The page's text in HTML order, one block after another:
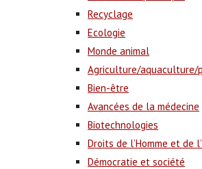
Recyclage
Ecologie
Monde animal
Agriculture/aquaculture/
Bien-être
Avancées de la médecine
Biotechnologies
Droits de l’Homme et de
Démocratie et société